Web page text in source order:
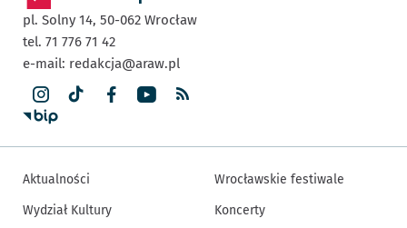
pl. Solny 14, 50-062 Wrocław
tel. 71 776 71 42
e-mail: redakcja@araw.pl
Aktualności
Wydział Kultury
Wrocławskie festiwale
Koncerty